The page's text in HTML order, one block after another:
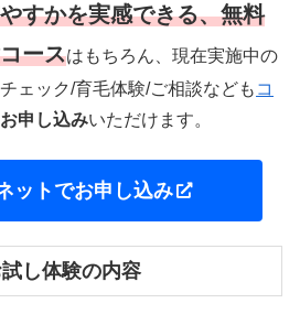
すかを実感できる、無料
ースはもちろん、現在実施中の
ェック/育毛体験/ご相談なども コ
申し込みいただけます。
ットでお申し込み
し体験の内容